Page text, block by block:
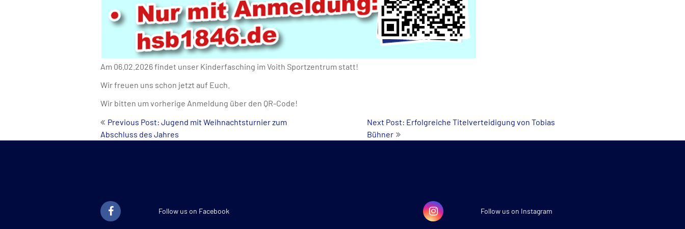
Am 06.02.2026 findet unser Kinderfasching im Voith Sportzentrum statt!
Wir freuen uns schon jetzt auf Euch.
Wir bitten um vorherige Anmeldung über den QR-Code!
Beitrags-
Navigation
Previous Post: Jugend mit Weihnachtsturnier zum
Abschluss des Jahres
Next Post: Erfolgreiche Titelverteidigung von Tobias
Bühner
Follow us on Facebook Follow us on Instagram